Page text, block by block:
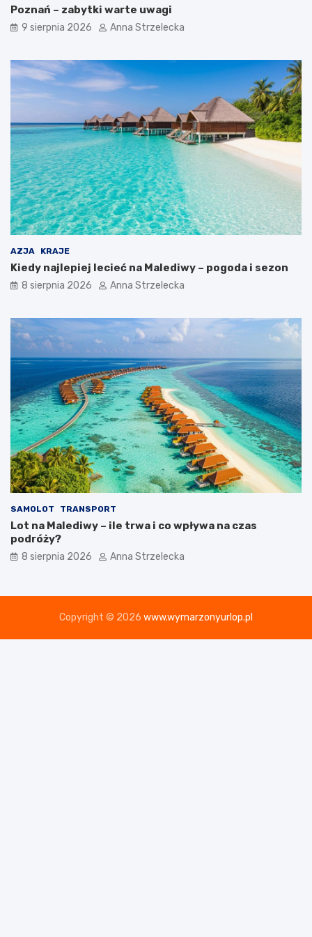
iPoznań – zabytki warte uwagi
9 sierpnia 2026 Anna Strzelecka
AZJA KRAJE
Kiedy najlepiej lecieć na Malediwy – pogoda i sezon
8 sierpnia 2026 Anna Strzelecka
SAMOLOT TRANSPORT
Lot na Malediwy – ile trwa i co wpływa na czas
podróży?
8 sierpnia 2026 Anna Strzelecka
Copyright © 2026 www.wymarzonyurlop.pl